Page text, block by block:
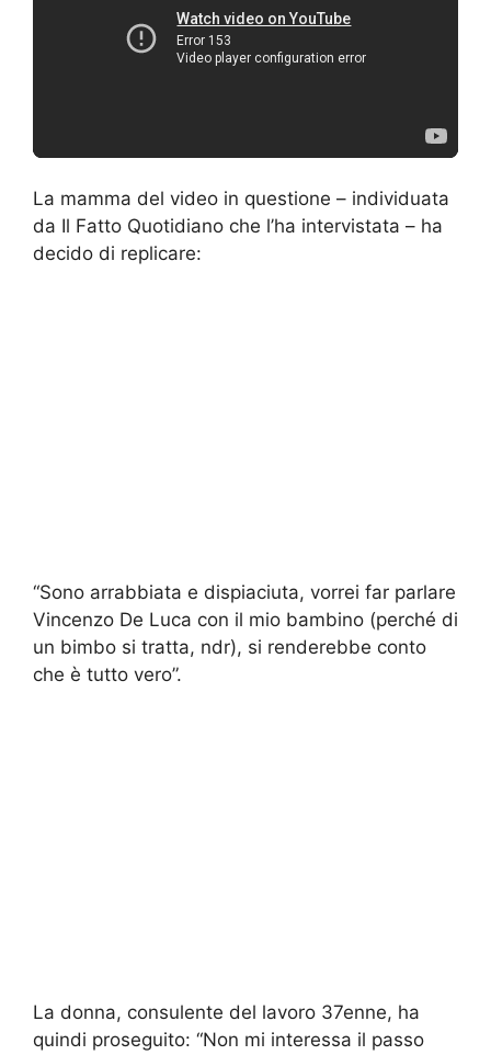
La mamma del video in questione – individuata
da Il Fatto Quotidiano che l’ha intervistata – ha
decido di replicare:
“Sono arrabbiata e dispiaciuta, vorrei far parlare
Vincenzo De Luca con il mio bambino (perché di
un bimbo si tratta, ndr), si renderebbe conto
che è tutto vero”.
La donna, consulente del lavoro 37enne, ha
quindi proseguito: “Non mi interessa il passo